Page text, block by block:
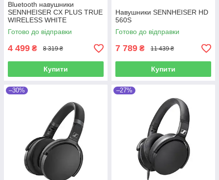
Bluetooth навушники
SENNHEISER CX PLUS TRUE
WIRELESS WHITE
Готово до відправки
4 499 ₴ 8 319 ₴
Купити
Навушники SENNHEISER HD
560S
Готово до відправки
7 789 ₴ 11 439 ₴
Купити
–30% –27%